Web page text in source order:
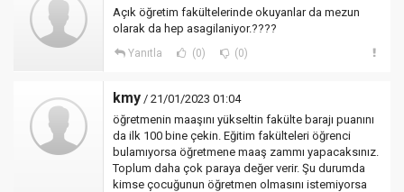
Açık öğretim fakültelerinde okuyanlar da mezun
olarak da hep asagilaniyor.????
Yanıtla (0) (0)
kmy / 21/01/2023 01:04
öğretmenin maaşını yükseltin fakülte barajı puanını
da ilk 100 bine çekin. Eğitim fakülteleri öğrenci
bulamıyorsa öğretmene maaş zammı yapacaksınız.
Toplum daha çok paraya değer verir. Şu durumda
kimse çocuğunun öğretmen olmasını istemiyorsa